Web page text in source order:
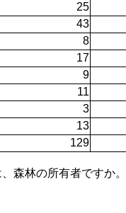
25
43
8
17
9
11
3
13
129
森林の所有者ですか。